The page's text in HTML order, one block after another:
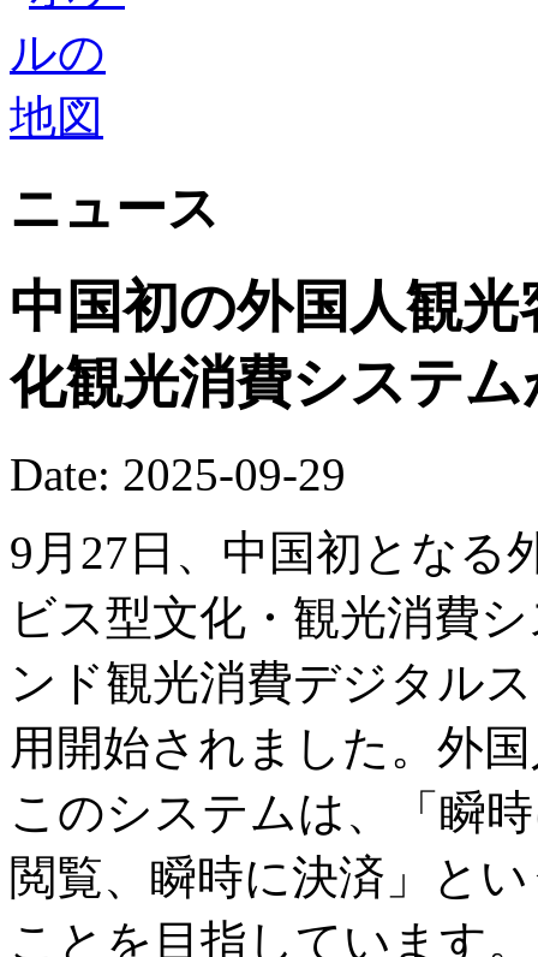
ニュース
中国初の外国人観
化観光消費システ
Date: 2025-09-29
9月27日、中国初となる
ビス型文化・観光消費
ンド観光消費デジタル
用開始されました。外
このシステムは、「瞬
閲覧、瞬時に決済」と
ことを目指しています。